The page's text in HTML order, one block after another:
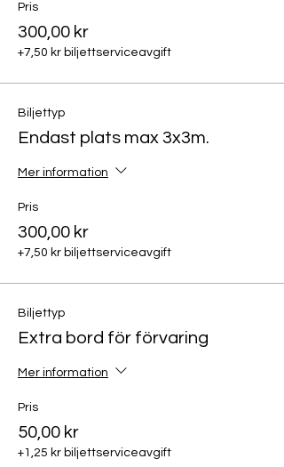
Pris
300,00 kr
+7,50 kr biljettserviceavgift
Biljettyp
Endast plats max 3x3m.
Mer information
Pris
300,00 kr
+7,50 kr biljettserviceavgift
Biljettyp
Extra bord för förvaring
Mer information
Pris
50,00 kr
+1,25 kr biljettserviceavgift